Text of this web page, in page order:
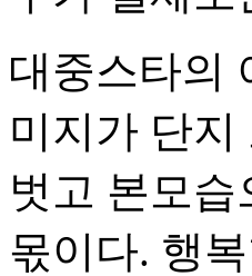
대중스타의
미지가 단
벗고 본모
몫이다. 행